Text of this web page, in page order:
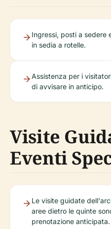
Ingressi, posti a sedere
in sedia a rotelle.
Assistenza per i
di avvisare in anticipo.
Visite
Eventi
Le visite guidate
aree dietro le quinte
prenotazione anticipata.